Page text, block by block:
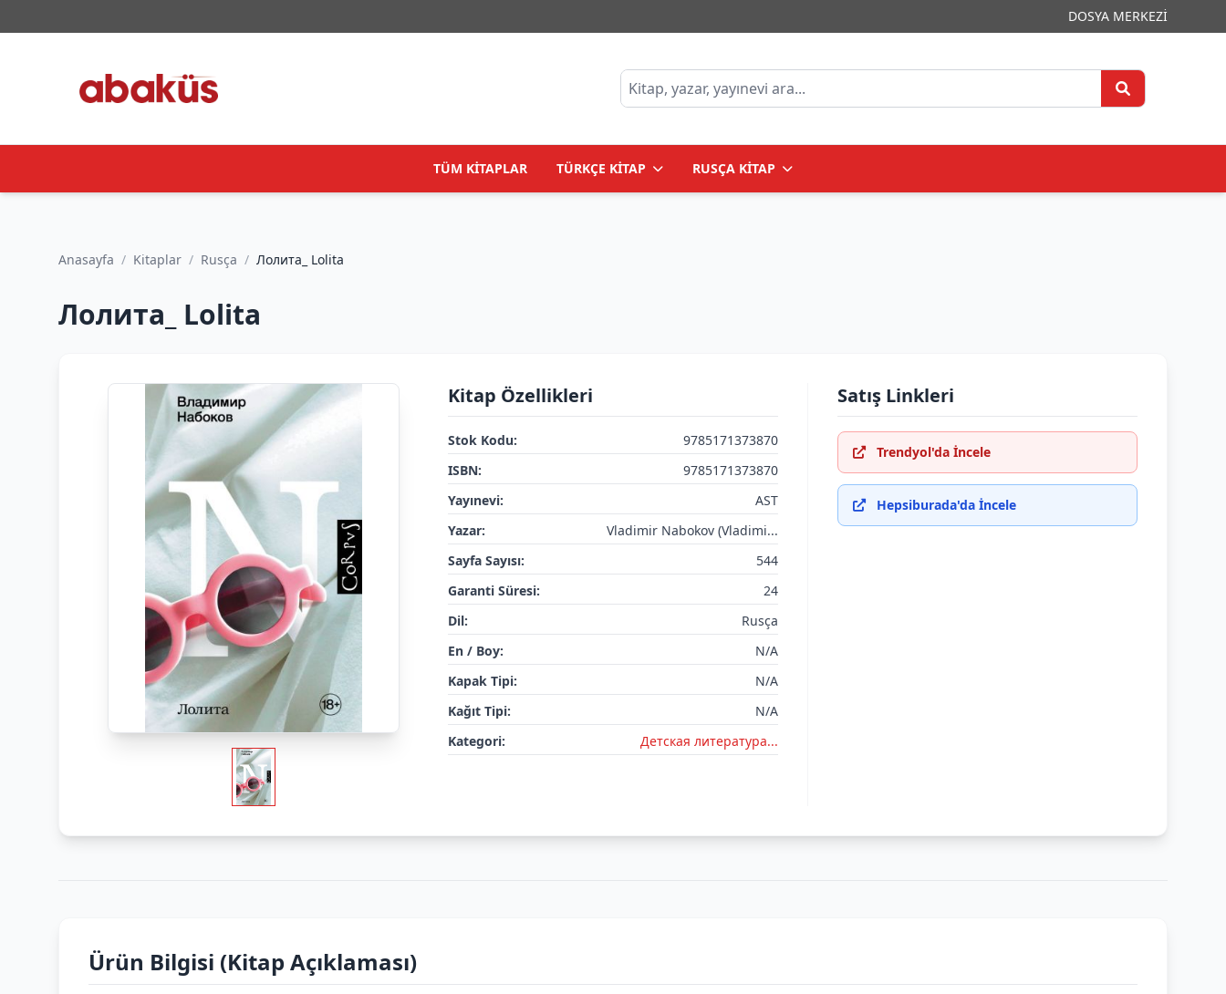
DOSYA MERKEZİ
TÜM KİTAPLAR TÜRKÇE KİTAP RUSÇA KİTAP
Anasayfa / Kitaplar / Rusça / Лолита_ Lolita
Лолита_ Lolita
Kitap Özellikleri
Stok Kodu:
9785171373870
ISBN:
9785171373870
Yayınevi:
AST
Yazar:
Vladimir Nabokov (Vladimi...
Sayfa Sayısı:
544
Garanti Süresi:
24
Dil:
Rusça
En / Boy:
N/A
Kapak Tipi:
N/A
Kağıt Tipi:
N/A
Kategori:
Детская литератураㅤㅤㅤ...
Satış Linkleri
Trendyol'da İncele
Hepsiburada'da İncele
Ürün Bilgisi (Kitap Açıklaması)